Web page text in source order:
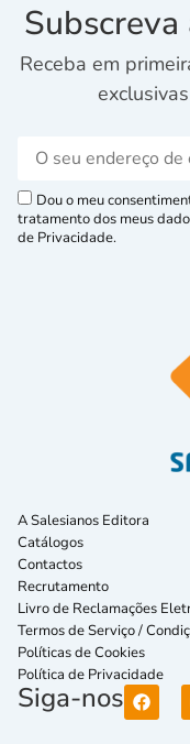
Receba em
Dou o meu
tratamento dos meus
de Privacidade.
A Salesianos Editora
Catálogos
Contactos
Recrutamento
Livro de Reclamações
Termos de Serviço /
Políticas de Cookies
Política de Privacidade
Siga-nos